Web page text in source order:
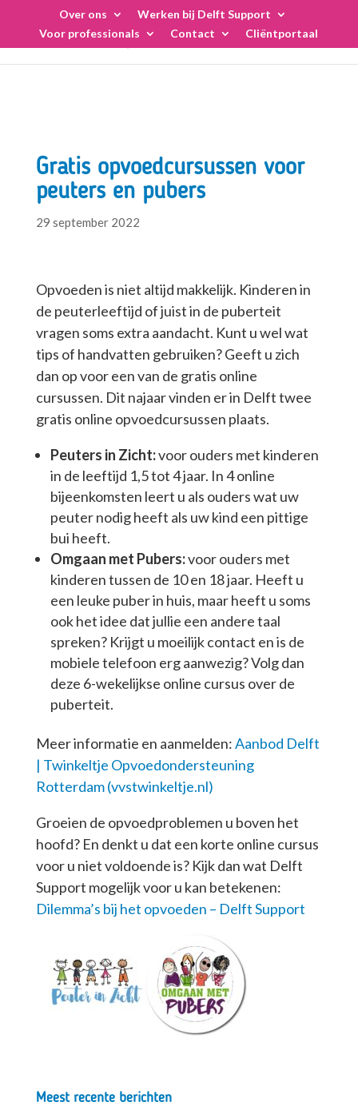
content
Over ons
Werken bij Delft Support
Voor professionals
Contact Cliëntportaal
Gratis opvoedcursussen voor
peuters en pubers
29 september 2022
Opvoeden is niet altijd makkelijk. Kinderen in
de peuterleeftijd of juist in de puberteit
vragen soms extra aandacht. Kunt u wel wat
tips of handvatten gebruiken? Geeft u zich
dan op voor een van de gratis online
cursussen. Dit najaar vinden er in Delft twee
gratis online opvoedcursussen plaats.
Peuters in Zicht:voor ouders met kinderen
in de leeftijd 1,5 tot 4 jaar. In 4 online
bijeenkomsten leert u als ouders wat uw
peuter nodig heeft als uw kind een pittige
bui heeft.
Omgaan met Pubers:voor ouders met
kinderen tussen de 10 en 18 jaar. Heeft u
een leuke puber in huis, maar heeft u soms
ook het idee dat jullie een andere taal
spreken? Krijgt u moeilijk contact en is de
mobiele telefoon erg aanwezig? Volg dan
deze 6-wekelijkse online cursus over de
puberteit.
Meer informatie en aanmelden:Aanbod Delft
| Twinkeltje Opvoedondersteuning
Rotterdam (vvstwinkeltje.nl)
Groeien de opvoedproblemen u boven het
hoofd? En denkt u dat een korte online cursus
voor u niet voldoende is? Kijk dan wat Delft
Support mogelijk voor u kan betekenen:
Dilemma’s bij het opvoeden – Delft Support
Meest recente berichten